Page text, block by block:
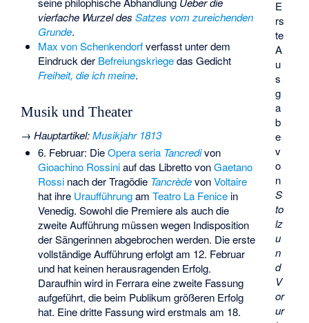
E
rs
te
A
u
s
g
a
b
e
v
o
n
S
to
lz
u
n
d
V
or
ur
vierfache Wurzel des Satzes vom zureichenden
Grunde.
Max von Schenkendorfverfasst unter dem
Eindruck der Befreiungskriegedas Gedicht
Freiheit, die ich meine.
Musik und Theater
→Hauptartikel:Musikjahr 1813
6. Februar: DieOpera seria Tancredivon
Gioachino Rossiniauf das Libretto vonGaetano
Rossinach der Tragödie TancrèdevonVoltaire
hat ihre Uraufführungam Teatro La Fenicein
Venedig. Sowohl die Premiere als auch die
zweite Aufführung müssen wegen Indisposition
der Sängerinnen abgebrochen werden. Die erste
vollständige Aufführung erfolgt am 12. Februar
und hat keinen herausragenden Erfolg.
Daraufhin wird in Ferrara eine zweite Fassung
aufgeführt, die beim Publikum größeren Erfolg
hat. Eine dritte Fassung wird erstmals am 18.